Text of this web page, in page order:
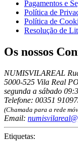
Pagamentos e
Política de
Política de
Resolução de
Os nossos
NUMISVILAREAL
5000-525 Vila Real
segunda a sábado
Telefone: 00351
(Chamada para a rede
Email:
Etiquetas: